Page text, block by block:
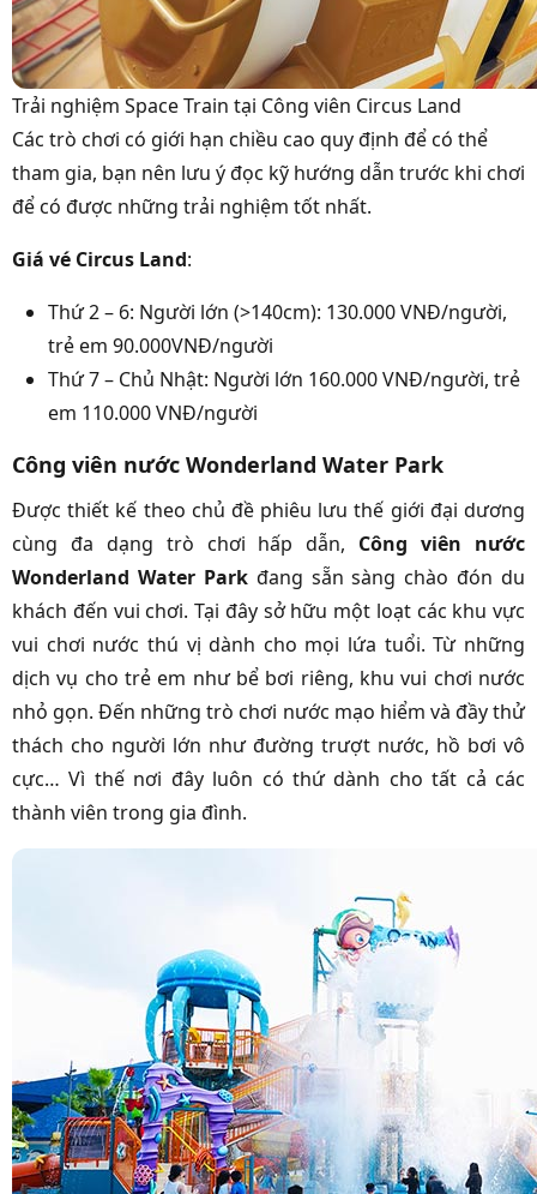
Trải nghiệm Space Train tại Công viên Circus Land
Các trò chơi có giới hạn chiều cao quy định để có thể
tham gia, bạn nên lưu ý đọc kỹ hướng dẫn trước khi chơi
để có được những trải nghiệm tốt nhất.
Giá vé Circus Land:
Thứ 2 – 6: Người lớn (>140cm): 130.000 VNĐ/người,
trẻ em 90.000VNĐ/người
Thứ 7 – Chủ Nhật: Người lớn 160.000 VNĐ/người, trẻ
em 110.000 VNĐ/người
Công viên nước Wonderland Water Park
Được thiết kế theo chủ đề phiêu lưu thế giới đại dương
cùng đa dạng trò chơi hấp dẫn, Công viên nước
Wonderland Water Parkđang sẵn sàng chào đón du
khách đến vui chơi. Tại đây sở hữu một loạt các khu vực
vui chơi nước thú vị dành cho mọi lứa tuổi. Từ những
dịch vụ cho trẻ em như bể bơi riêng, khu vui chơi nước
nhỏ gọn. Đến những trò chơi nước mạo hiểm và đầy thử
thách cho người lớn như đường trượt nước, hồ bơi vô
cực… Vì thế nơi đây luôn có thứ dành cho tất cả các
thành viên trong gia đình.